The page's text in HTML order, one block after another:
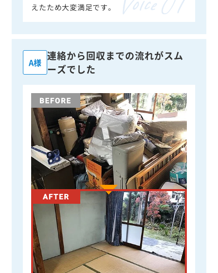
えたため大変満足です。
A様
連絡から回収までの流れがスム
ーズでした